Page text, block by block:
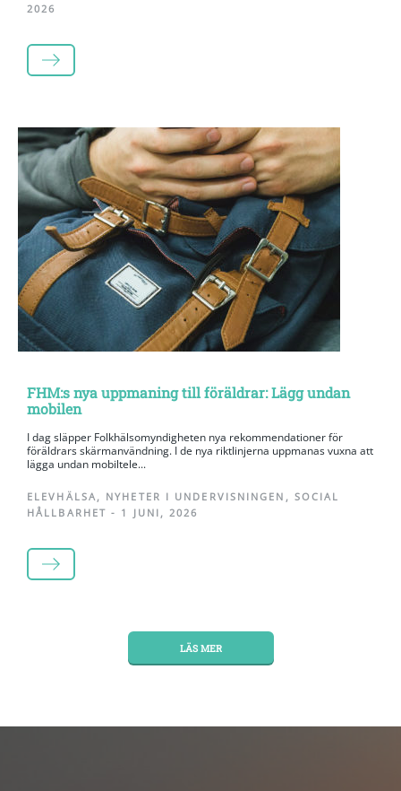
2026
LÄS MER
FHM:s nya uppmaning till föräldrar: Lägg undan
mobilen
I dag släpper Folkhälsomyndigheten nya rekommendationer för
föräldrars skärmanvändning. I de nya riktlinjerna uppmanas vuxna att
lägga undan mobiltele...
ELEVHÄLSA , NYHETER I UNDERVISNINGEN , SOCIAL
HÅLLBARHET - 1 JUNI, 2026
LÄS MER
LÄS MER